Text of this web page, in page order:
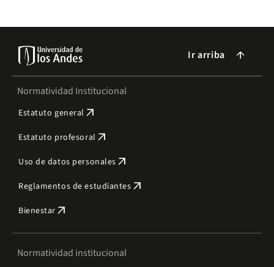
Ir arriba arrow_forward
Normatividad Institucional
Estatuto general arrow_outward
Estatuto profesoral arrow_outward
Uso de datos personales arrow_outward
Reglamentos de estudiantes arrow_outward
Bienestar arrow_outward
Normatividad institucional